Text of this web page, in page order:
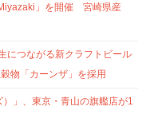
」を開催 宮崎県産
につながる新クラフトビール
物「カーンザ」を採用
」、東京・青山の旗艦店が1